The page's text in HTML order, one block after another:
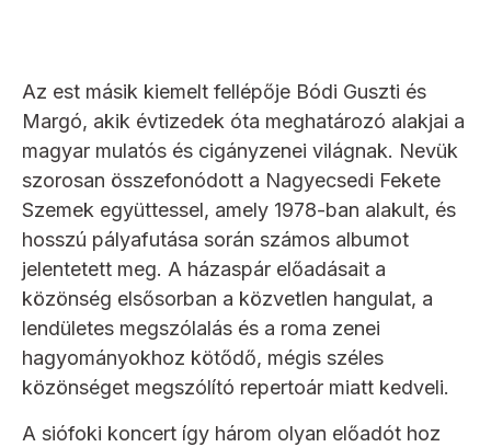
Az est másik kiemelt fellépője Bódi Guszti és
Margó, akik évtizedek óta meghatározó alakjai a
magyar mulatós és cigányzenei világnak. Nevük
szorosan összefonódott a Nagyecsedi Fekete
Szemek együttessel, amely 1978-ban alakult, és
hosszú pályafutása során számos albumot
jelentetett meg. A házaspár előadásait a
közönség elsősorban a közvetlen hangulat, a
lendületes megszólalás és a roma zenei
hagyományokhoz kötődő, mégis széles
közönséget megszólító repertoár miatt kedveli.
A siófoki koncert így három olyan előadót hoz